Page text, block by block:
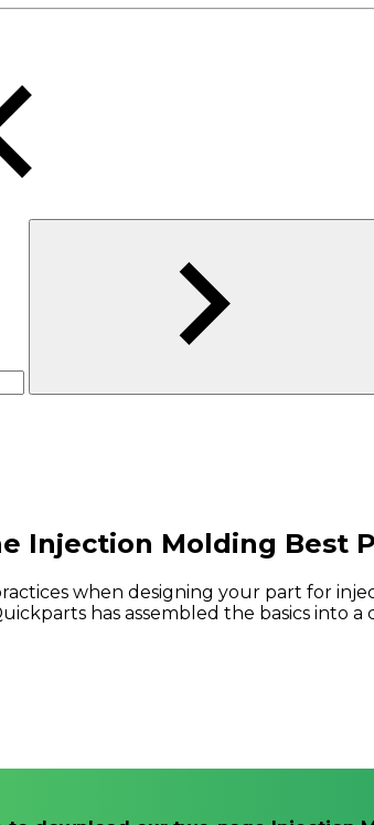
Injection Molding Best
when designing your part for
has assembled the basics into